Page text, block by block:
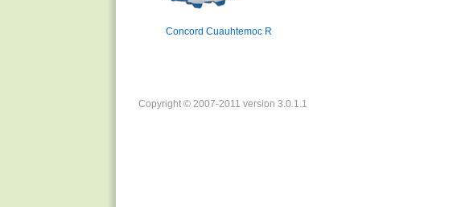
Concord Cuauhtemoc R
Copyright © 2007-2011 version 3.0.1.1